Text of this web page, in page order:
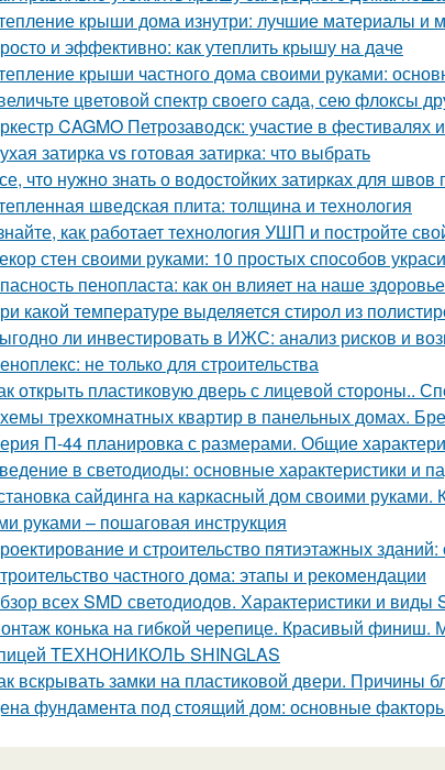
крыши дома изнутри: лучшие материалы и
и эффективно: как утеплить крышу на даче
крыши частного дома своими руками:
цветовой спектр своего сада, сею флоксы
CAGMO Петрозаводск: участие в фестивалях
затирка vs готовая затирка: что выбрать
что нужно знать о водостойких затирках для швов
шведская плита: толщина и технология
как работает технология УШП и постройте
стен своими руками: 10 простых способов
пенопласта: как он влияет на наше здоровье
какой температуре выделяется стирол из
ли инвестировать в ИЖС: анализ рисков и
не только для строительства
открыть пластиковую дверь с лицевой стороны..
трехкомнатных квартир в панельных домах.
П-44 планировка с размерами. Общие
в светодиоды: основные характеристики и
сайдинга на каркасный дом своими
руками – пошаговая инструкция
и строительство пятиэтажных
частного дома: этапы и рекомендации
всех SMD светодиодов. Характеристики и виды
конька на гибкой черепице. Красивый финиш.
ТЕХНОНИКОЛЬ SHINGLAS
вскрывать замки на пластиковой двери. Причины
фундамента под стоящий дом: основные